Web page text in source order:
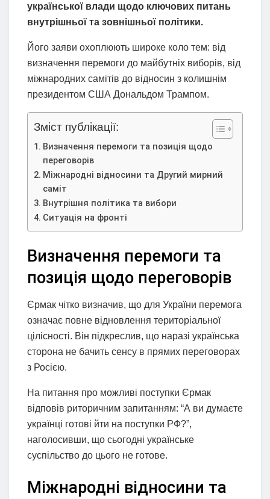
української влади щодо ключових питань
внутрішньої та зовнішньої політики.
Його заяви охоплюють широке коло тем: від
визначення перемоги до майбутніх виборів, від
міжнародних самітів до відносин з колишнім
президентом США Дональдом Трампом.
Зміст публікації:
Визначення перемоги та позиція щодо
переговорів
Міжнародні відносини та Другий мирний
саміт
Внутрішня політика та вибори
Ситуація на фронті
Визначення перемоги та
позиція щодо переговорів
Єрмак чітко визначив, що для України перемога
означає повне відновлення територіальної
цілісності. Він підкреслив, що наразі українська
сторона не бачить сенсу в прямих переговорах
з Росією.
На питання про можливі поступки Єрмак
відповів риторичним запитанням: “А ви думаєте
українці готові йти на поступки РФ?”,
наголосивши, що сьогодні українське
суспільство до цього не готове.
Міжнародні відносини та